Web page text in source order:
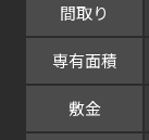
間取り
専有面積
敷金